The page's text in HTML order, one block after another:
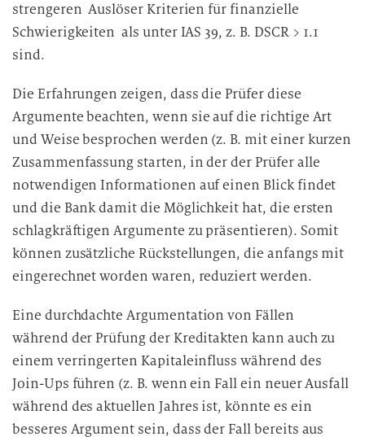
strengeren Auslöser Kriterien für finanzielle
Schwierigkeiten als unter IAS 39, z. B. DSCR > 1.1
sind.
Die Erfahrungen zeigen, dass die Prüfer diese
Argumente beachten, wenn sie auf die richtige Art
und Weise besprochen werden (z. B. mit einer kurzen
Zusammenfassung starten, in der der Prüfer alle
notwendigen Informationen auf einen Blick findet
und die Bank damit die Möglichkeit hat, die ersten
schlagkräftigen Argumente zu präsentieren). Somit
können zusätzliche Rückstellungen, die anfangs mit
eingerechnet worden waren, reduziert werden.
Eine durchdachte Argumentation von Fällen
während der Prüfung der Kreditakten kann auch zu
einem verringerten Kapitaleinfluss während des
Join-Ups führen (z. B. wenn ein Fall ein neuer Ausfall
während des aktuellen Jahres ist, könnte es ein
besseres Argument sein, dass der Fall bereits aus